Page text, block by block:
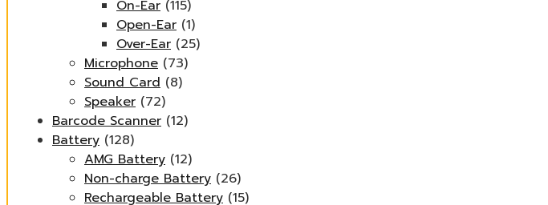
On-Ear (115)
Open-Ear (1)
Over-Ear (25)
Microphone (73)
Sound Card (8)
Speaker (72)
Barcode Scanner (12)
Battery (128)
AMG Battery (12)
Non-charge Battery (26)
Rechargeable Battery (15)